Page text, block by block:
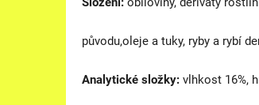
původu,oleje a tuky, ryby a rybí
Analytické složky: vlhkost 16%,